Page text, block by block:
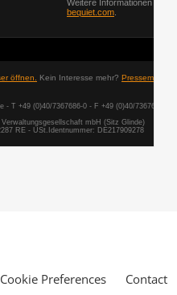
Cookie Preferences Contact